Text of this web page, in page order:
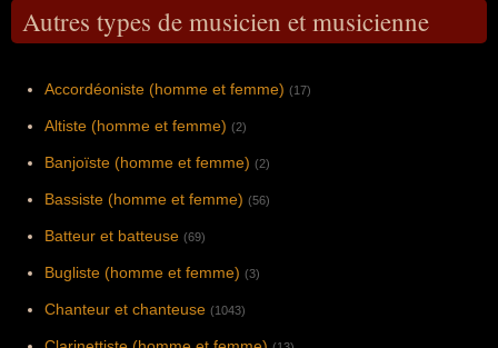
Autres types de musicien et musicienne
Accordéoniste (homme et femme) (17)
Altiste (homme et femme) (2)
Banjoïste (homme et femme) (2)
Bassiste (homme et femme) (56)
Batteur et batteuse (69)
Bugliste (homme et femme) (3)
Chanteur et chanteuse (1043)